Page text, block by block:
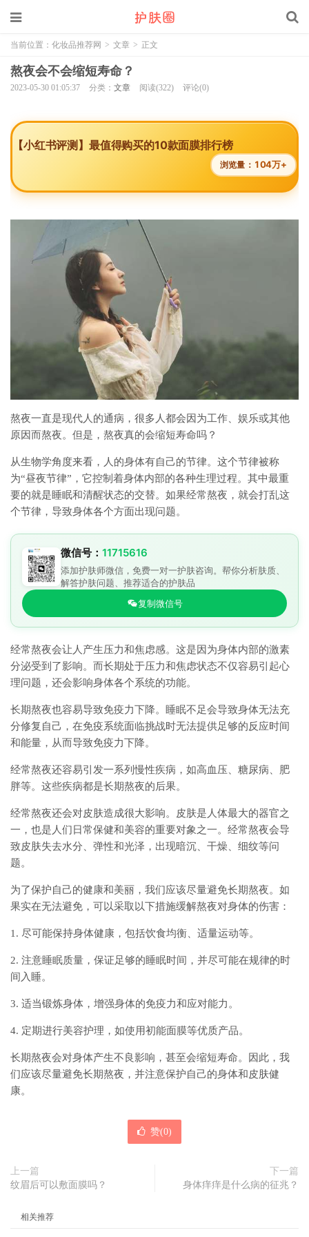
当前位置： 化妆品推荐网 > 文章 > 正文
熬夜会不会缩短寿命？
2023-05-30 01:05:37 分类： 文章 阅读(322) 评论(0)
【小红书评测】最值得购买的10款面膜排行榜
浏览量： 104万+
熬夜一直是现代人的通病，很多人都会因为工作、娱乐或其他
原因而熬夜。但是，熬夜真的会缩短寿命吗？
从生物学角度来看，人的身体有自己的节律。这个节律被称
为“昼夜节律”，它控制着身体内部的各种生理过程。其中最重
要的就是睡眠和清醒状态的交替。如果经常熬夜，就会打乱这
个节律，导致身体各个方面出现问题。
微信号： 11715616
添加护肤师微信，免费一对一护肤咨询。帮你分析肤质、
解答护肤问题、推荐适合的护肤品
复制微信号
经常熬夜会让人产生压力和焦虑感。这是因为身体内部的激素
分泌受到了影响。而长期处于压力和焦虑状态不仅容易引起心
理问题，还会影响身体各个系统的功能。
长期熬夜也容易导致免疫力下降。睡眠不足会导致身体无法充
分修复自己，在免疫系统面临挑战时无法提供足够的反应时间
和能量，从而导致免疫力下降。
经常熬夜还容易引发一系列慢性疾病，如高血压、糖尿病、肥
胖等。这些疾病都是长期熬夜的后果。
经常熬夜还会对皮肤造成很大影响。皮肤是人体最大的器官之
一，也是人们日常保健和美容的重要对象之一。经常熬夜会导
致皮肤失去水分、弹性和光泽，出现暗沉、干燥、细纹等问
题。
为了保护自己的健康和美丽，我们应该尽量避免长期熬夜。如
果实在无法避免，可以采取以下措施缓解熬夜对身体的伤害：
1. 尽可能保持身体健康，包括饮食均衡、适量运动等。
2. 注意睡眠质量，保证足够的睡眠时间，并尽可能在规律的时
间入睡。
3. 适当锻炼身体，增强身体的免疫力和应对能力。
4. 定期进行美容护理，如使用初能面膜等优质产品。
长期熬夜会对身体产生不良影响，甚至会缩短寿命。因此，我
们应该尽量避免长期熬夜，并注意保护自己的身体和皮肤健
康。
赞(0)
上一篇
纹眉后可以敷面膜吗？
下一篇
身体痒痒是什么病的征兆？
相关推荐